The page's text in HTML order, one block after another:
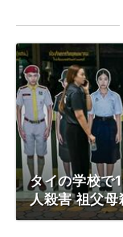
タイの学校で
人殺害 祖父